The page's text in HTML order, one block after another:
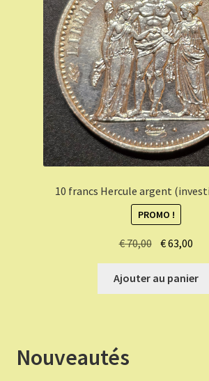
10 francs Hercule argent
PROMO !
€70,00 Le
initial
était :
€63,00
est
Ajouter au panier
Nouveautés